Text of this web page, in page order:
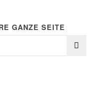
GANZE SEITE